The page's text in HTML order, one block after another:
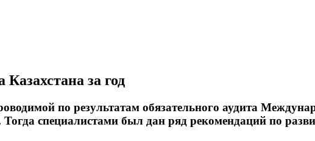
за год
по результатам обязательного аудита
специалистами был дан ряд рекомендаций по